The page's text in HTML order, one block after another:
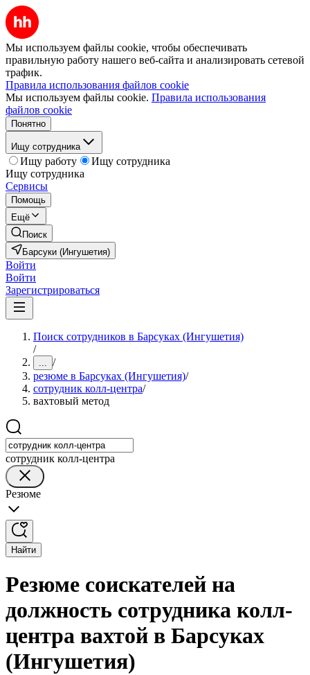
Мы используем файлы cookie, чтобы обеспечивать
правильную работу нашего веб-сайта и анализировать сетевой
трафик.
Правила использования файлов cookie
Мы используем файлы cookie. Правила использования
файлов cookie
Понятно
Ищу сотрудника
Ищу работу
Ищу сотрудника
Ищу сотрудника
Сервисы
Помощь
Ещё
Поиск
Барсуки (Ингушетия)
Войти
Войти
Зарегистрироваться
Поиск сотрудников в Барсуках (Ингушетия)
/
... /
резюме в Барсуках (Ингушетия)/
сотрудник колл-центра/
вахтовый метод
сотрудник колл-центра
Резюме
Найти
Резюме соискателей на
должность сотрудника колл-
центра вахтой в Барсуках
(Ингушетия)